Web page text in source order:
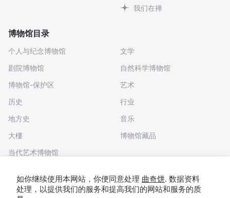
我们在禅
博物馆目录
个人与纪念博物馆
剧院博物馆
博物馆-保护区
历史
地方史
大樓
当代艺术博物馆
文学
自然科学博物馆
艺术
行业
音乐
博物馆藏品
如你继续使用本网站，你便同意处理 曲奇饼. 数据资料
处理，以提供我们的服务和提高我们的网站和服务的质